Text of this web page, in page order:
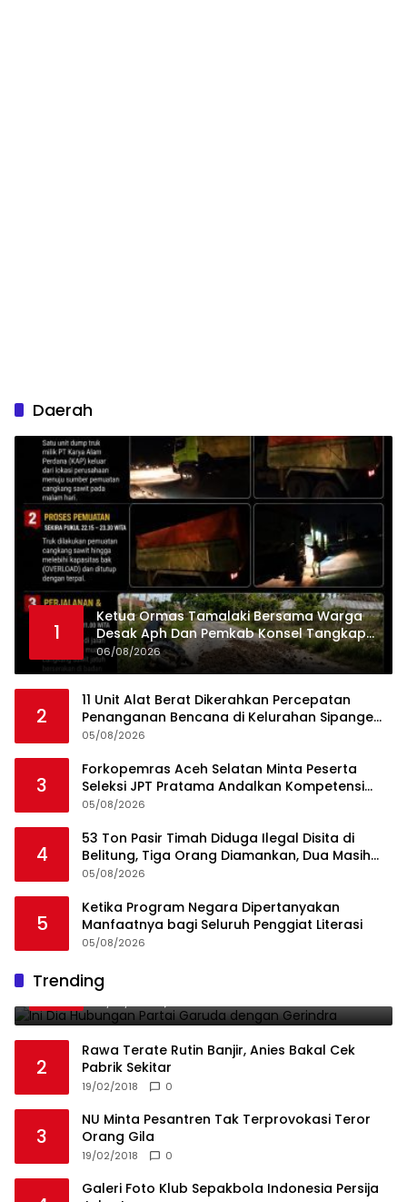
Daerah
1
Ketua Ormas Tamalaki Bersama Warga
Desak Aph Dan Pemkab Konsel Tangkap
Pelaku Angkut Cangkang Sawit Overload,
Truk PT KAP Melintas Jalan Umum
06/08/2026
2
11 Unit Alat Berat Dikerahkan Percepatan
Penanganan Bencana di Kelurahan Sipange
Kecamatan Tukka
05/08/2026
3
Forkopemras Aceh Selatan Minta Peserta
Seleksi JPT Pratama Andalkan Kompetensi
dan Integritas, Bukan Kedekatan
05/08/2026
4
53 Ton Pasir Timah Diduga Ilegal Disita di
Belitung, Tiga Orang Diamankan, Dua Masih
Diburu
05/08/2026
5
Ketika Program Negara Dipertanyakan
Manfaatnya bagi Seluruh Penggiat Literasi
05/08/2026
Trending
1
Gerindra
2
Rawa Terate Rutin Banjir, Anies Bakal Cek
Pabrik Sekitar
19/02/2018 0
3
NU Minta Pesantren Tak Terprovokasi Teror
Orang Gila
19/02/2018 0
Galeri Foto Klub Sepakbola Indonesia Persija